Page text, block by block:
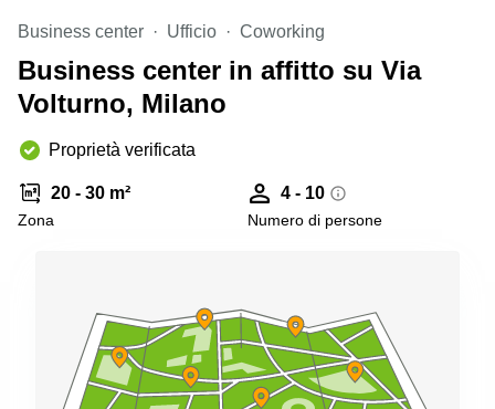
Brescia
Affitto
Centers
a
Treviso
Affitto
Milano
Business center Ufficio Coworking
Business center in affitto su Via
Volturno, Milano
Proprietà verificata
20 - 30 m²
Zona
4 - 10
Numero di persone